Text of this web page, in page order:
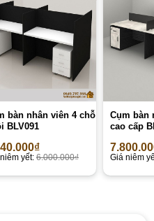
bàn nhân viên 4 chỗ
BLV091
₫
yết: 6.000.000₫
Cụm bàn
cao cấp
Giá niêm